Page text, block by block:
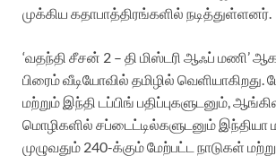
முக்கிய கதாபாத்திரங்களில் நடித்துள்ளனர்.
‘வதந்தி சீசன் 2 – தி மிஸ்டரி ஆஃப் மணி’
பிரைம் வீடியோவில் தமிழில் வெளியாகிறது.
மற்றும் இந்தி டப்பிங் பதிப்புகளுடனும்,
மொழிகளில் சப்டைட்டில்களுடனும் இந்தியா
முழுவதும் 240-க்கும் மேற்பட்ட நாடுகள்